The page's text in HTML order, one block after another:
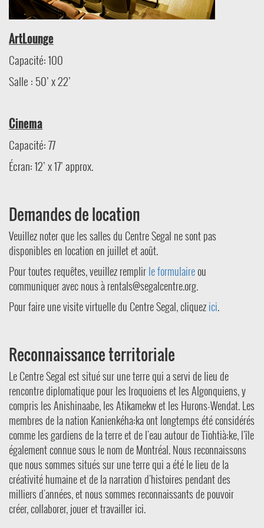
ArtLounge
Capacité: 100
Salle : 50’ x 22’
Cinema
Capacité: 77
Écran: 12’ x 17’ approx.
Demandes de location
Veuillez noter que les salles du Centre Segal ne sont pas
disponibles en location en juillet et août.
Pour toutes requêtes, veuillez remplirle formulaireou
communiquer avec nous àrentals@segalcentre.org.
Pour faire une visite virtuelle du Centre Segal, cliquezici.
Reconnaissance territoriale
Le Centre Segal est situé sur une terre qui a servi de lieu de
rencontre diplomatique pour les Iroquoiens et les Algonquiens, y
compris les Anishinaabe, les Atikamekw et les Hurons-Wendat. Les
membres de la nation Kanienkéha:ka ont longtemps été considérés
comme les gardiens de la terre et de l'eau autour de Tiohtià:ke, l'île
également connue sous le nom de Montréal. Nous reconnaissons
que nous sommes situés sur une terre qui a été le lieu de la
créativité humaine et de la narration d'histoires pendant des
milliers d'années, et nous sommes reconnaissants de pouvoir
créer, collaborer, jouer et travailler ici.